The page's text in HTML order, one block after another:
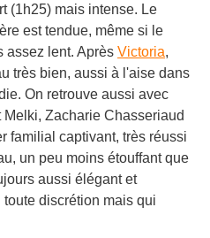
(1h25) mais intense. Le
est tendue, même si le
assez lent. Après Victoria,
très bien, aussi à l'aise dans
On retrouve aussi avec
Zacharie Chasseriaud
familial captivant, très réussi
un peu moins étouffant que
aussi élégant et
discrétion mais qui